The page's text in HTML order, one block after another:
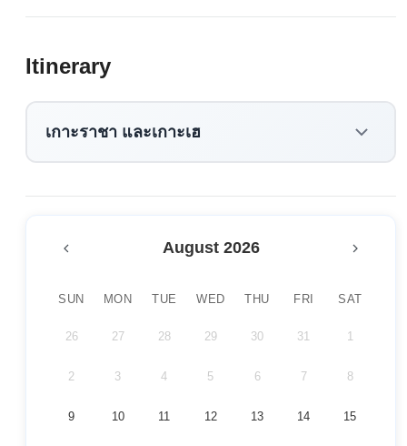
Itinerary
เกาะราชา และเกาะเฮ
August 2026
SUN MON TUE WED THU FRI SAT
26 27 28 29 30 31 1
2 3 4 5 6 7 8
9 10 11 12 13 14 15